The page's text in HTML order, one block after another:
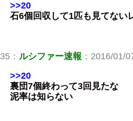
>>20
石6個回収して1匹も見てない
35： ルシファー速報 ：2016/01/
>>20
裏団7個終わって3回見たな
泥率は知らない